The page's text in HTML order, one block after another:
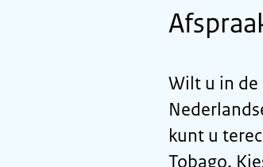
Wilt u in de
kunt u
Tobago.